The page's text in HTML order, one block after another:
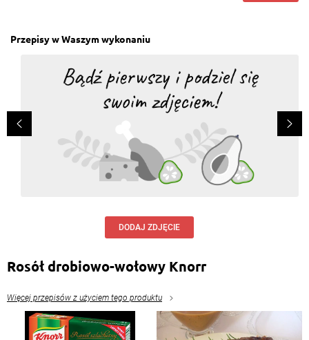
Przepisy w Waszym wykonaniu
DODAJ ZDJĘCIE
Rosół drobiowo-wołowy Knorr
Więcej przepisów z użyciem tego produktu